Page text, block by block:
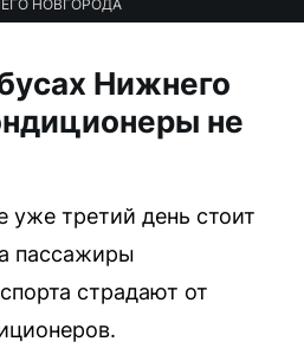
НОВГОРОДА
Нижнего
не
третий день стоит
пассажиры
страдают от